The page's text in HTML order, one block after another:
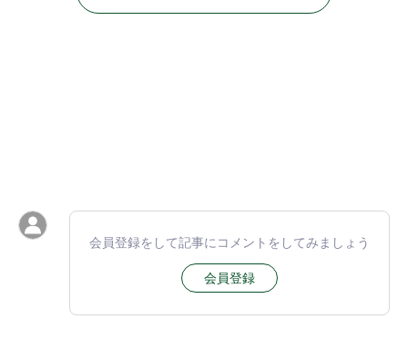
会員登録をして記事にコメントをしてみましょう
会員登録